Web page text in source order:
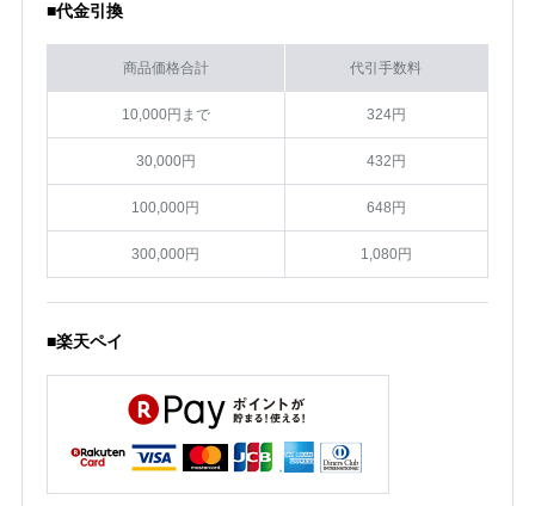
■代金引換
商品価格合計 代引手数料
10,000円まで 324円
30,000円 432円
100,000円 648円
300,000円 1,080円
■楽天ペイ